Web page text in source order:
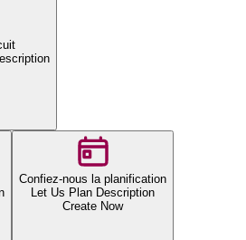
Confiez-nous la planification
Let Us Plan Description
Create Now